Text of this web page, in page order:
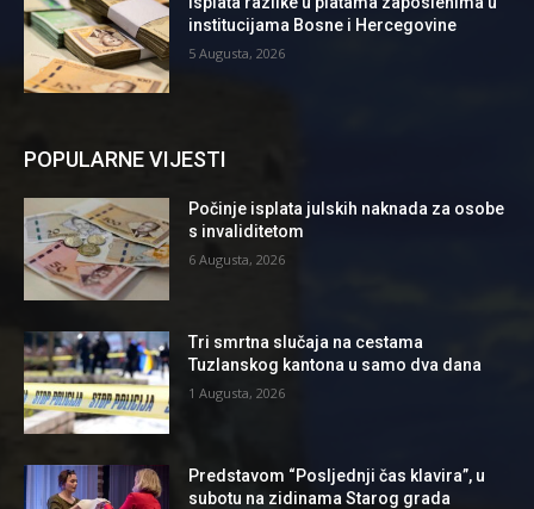
institucijama Bosne i Hercegovine
5 Augusta, 2026
POPULARNE VIJESTI
Počinje isplata julskih naknada za osobe
s invaliditetom
6 Augusta, 2026
Tri smrtna slučaja na cestama
Tuzlanskog kantona u samo dva dana
1 Augusta, 2026
Predstavom “Posljednji čas klavira”, u
subotu na zidinama Starog grada